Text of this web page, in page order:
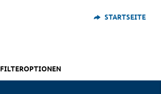
STARTSEITE
FILTEROPTIONEN